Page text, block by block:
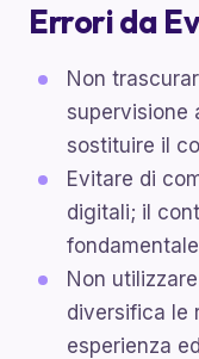
Errori da
Non
supervisione
sostituire il
Evitare di
digitali; il
Non
diversifica le
esperienza